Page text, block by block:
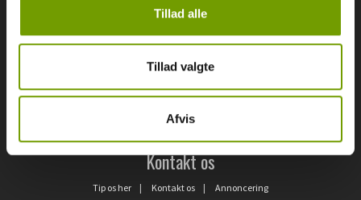
Tillad alle
Tillad valgte
Afvis
Hunden.dk
Blåkildevej 15 | 9500 Hobro
+45 98 51 20 66|Mediehuset@wiegaarden.dk
Kontakt os
Tip os her | Kontakt os | Annoncering